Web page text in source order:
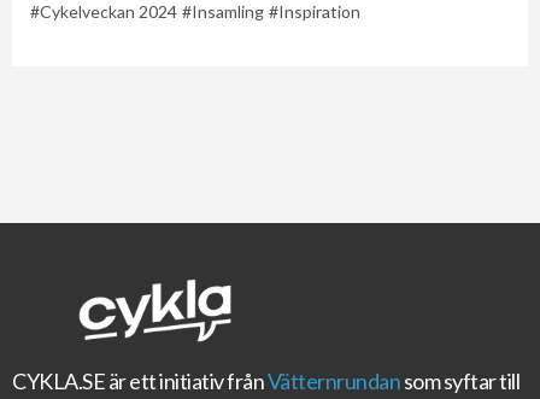
Cykelveckan 2024 Insamling Inspiration
CYKLA.SEär ett initiativ frånVätternrundansom syftar till